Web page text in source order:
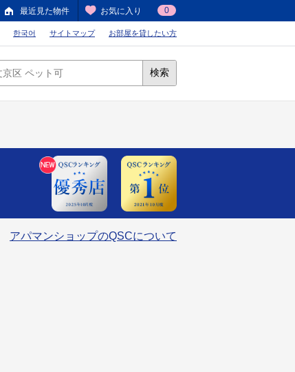
最近見た物件 お気に入り 0
한국어 サイトマップ お部屋を貸したい方
検索
アパマンショップのQSCについて